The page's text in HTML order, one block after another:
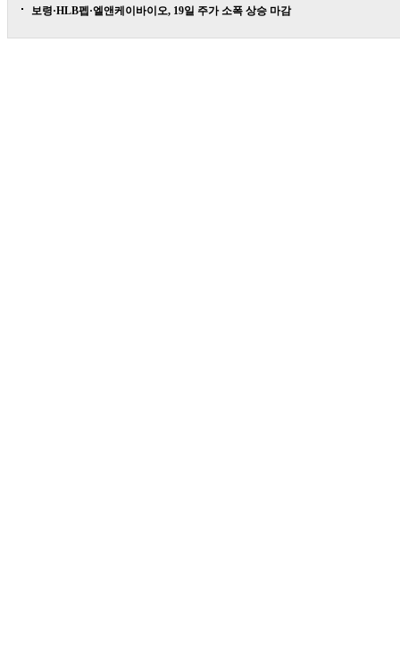
보령·HLB펩·엘앤케이바이오, 19일 주가 소폭 상승 마감